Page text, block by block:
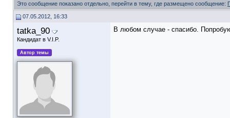
Это сообщение показано отдельно, перейти в тему, где размещено сообщение:
07.05.2012, 16:33
tatka_90
Кандидат в V.I.P.
Автор темы
В любом случае - спасибо.